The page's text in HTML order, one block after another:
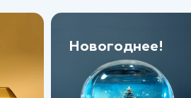
Новогоднее!